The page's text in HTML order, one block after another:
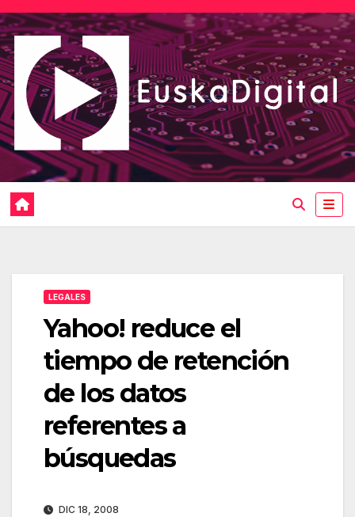
Saltar
al
contenido
LEGALES
Yahoo! reduce el
tiempo de retención
de los datos
referentes a
búsquedas
DIC 18, 2008